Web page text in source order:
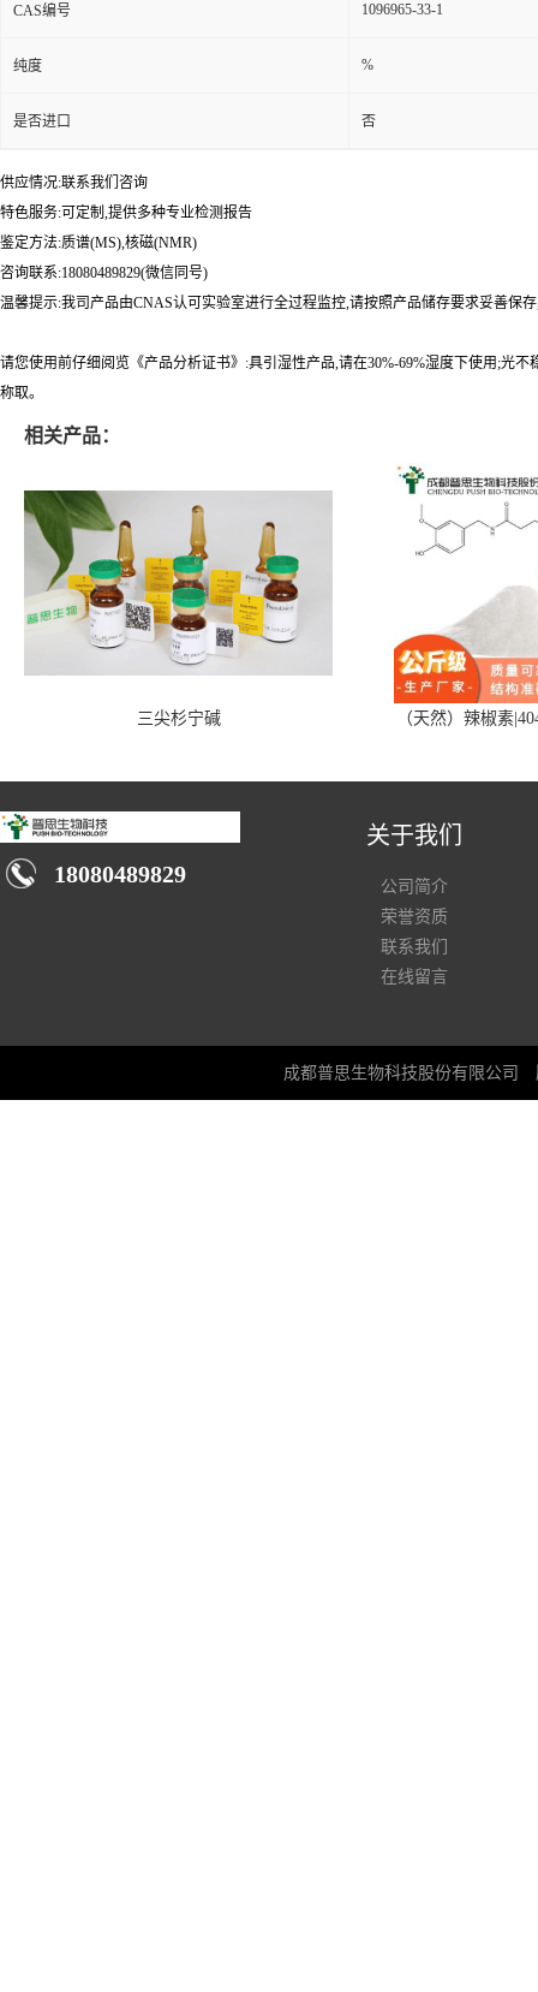
CAS编号 1096965-33-1
纯度 %
是否进口 否
供应情况:联系我们咨询
特色服务:可定制,提供多种专业检测报告
鉴定方法:质谱(MS),核磁(NMR)
咨询联系:18080489829(微信同号)
温馨提示:我司产品由CNAS认可实验室进行全过程监控,请按照产品储存要求妥善保
请您使用前仔细阅览《产品分析证书》:具引湿性产品,请在30%-69%湿度下使用;光
称取。
相关产品：
三尖杉宁碱 （天然）辣椒素
18080489829
关于我们
公司简介
荣誉资质
联系我们
在线留言
成都普思生物科技股份有限公司